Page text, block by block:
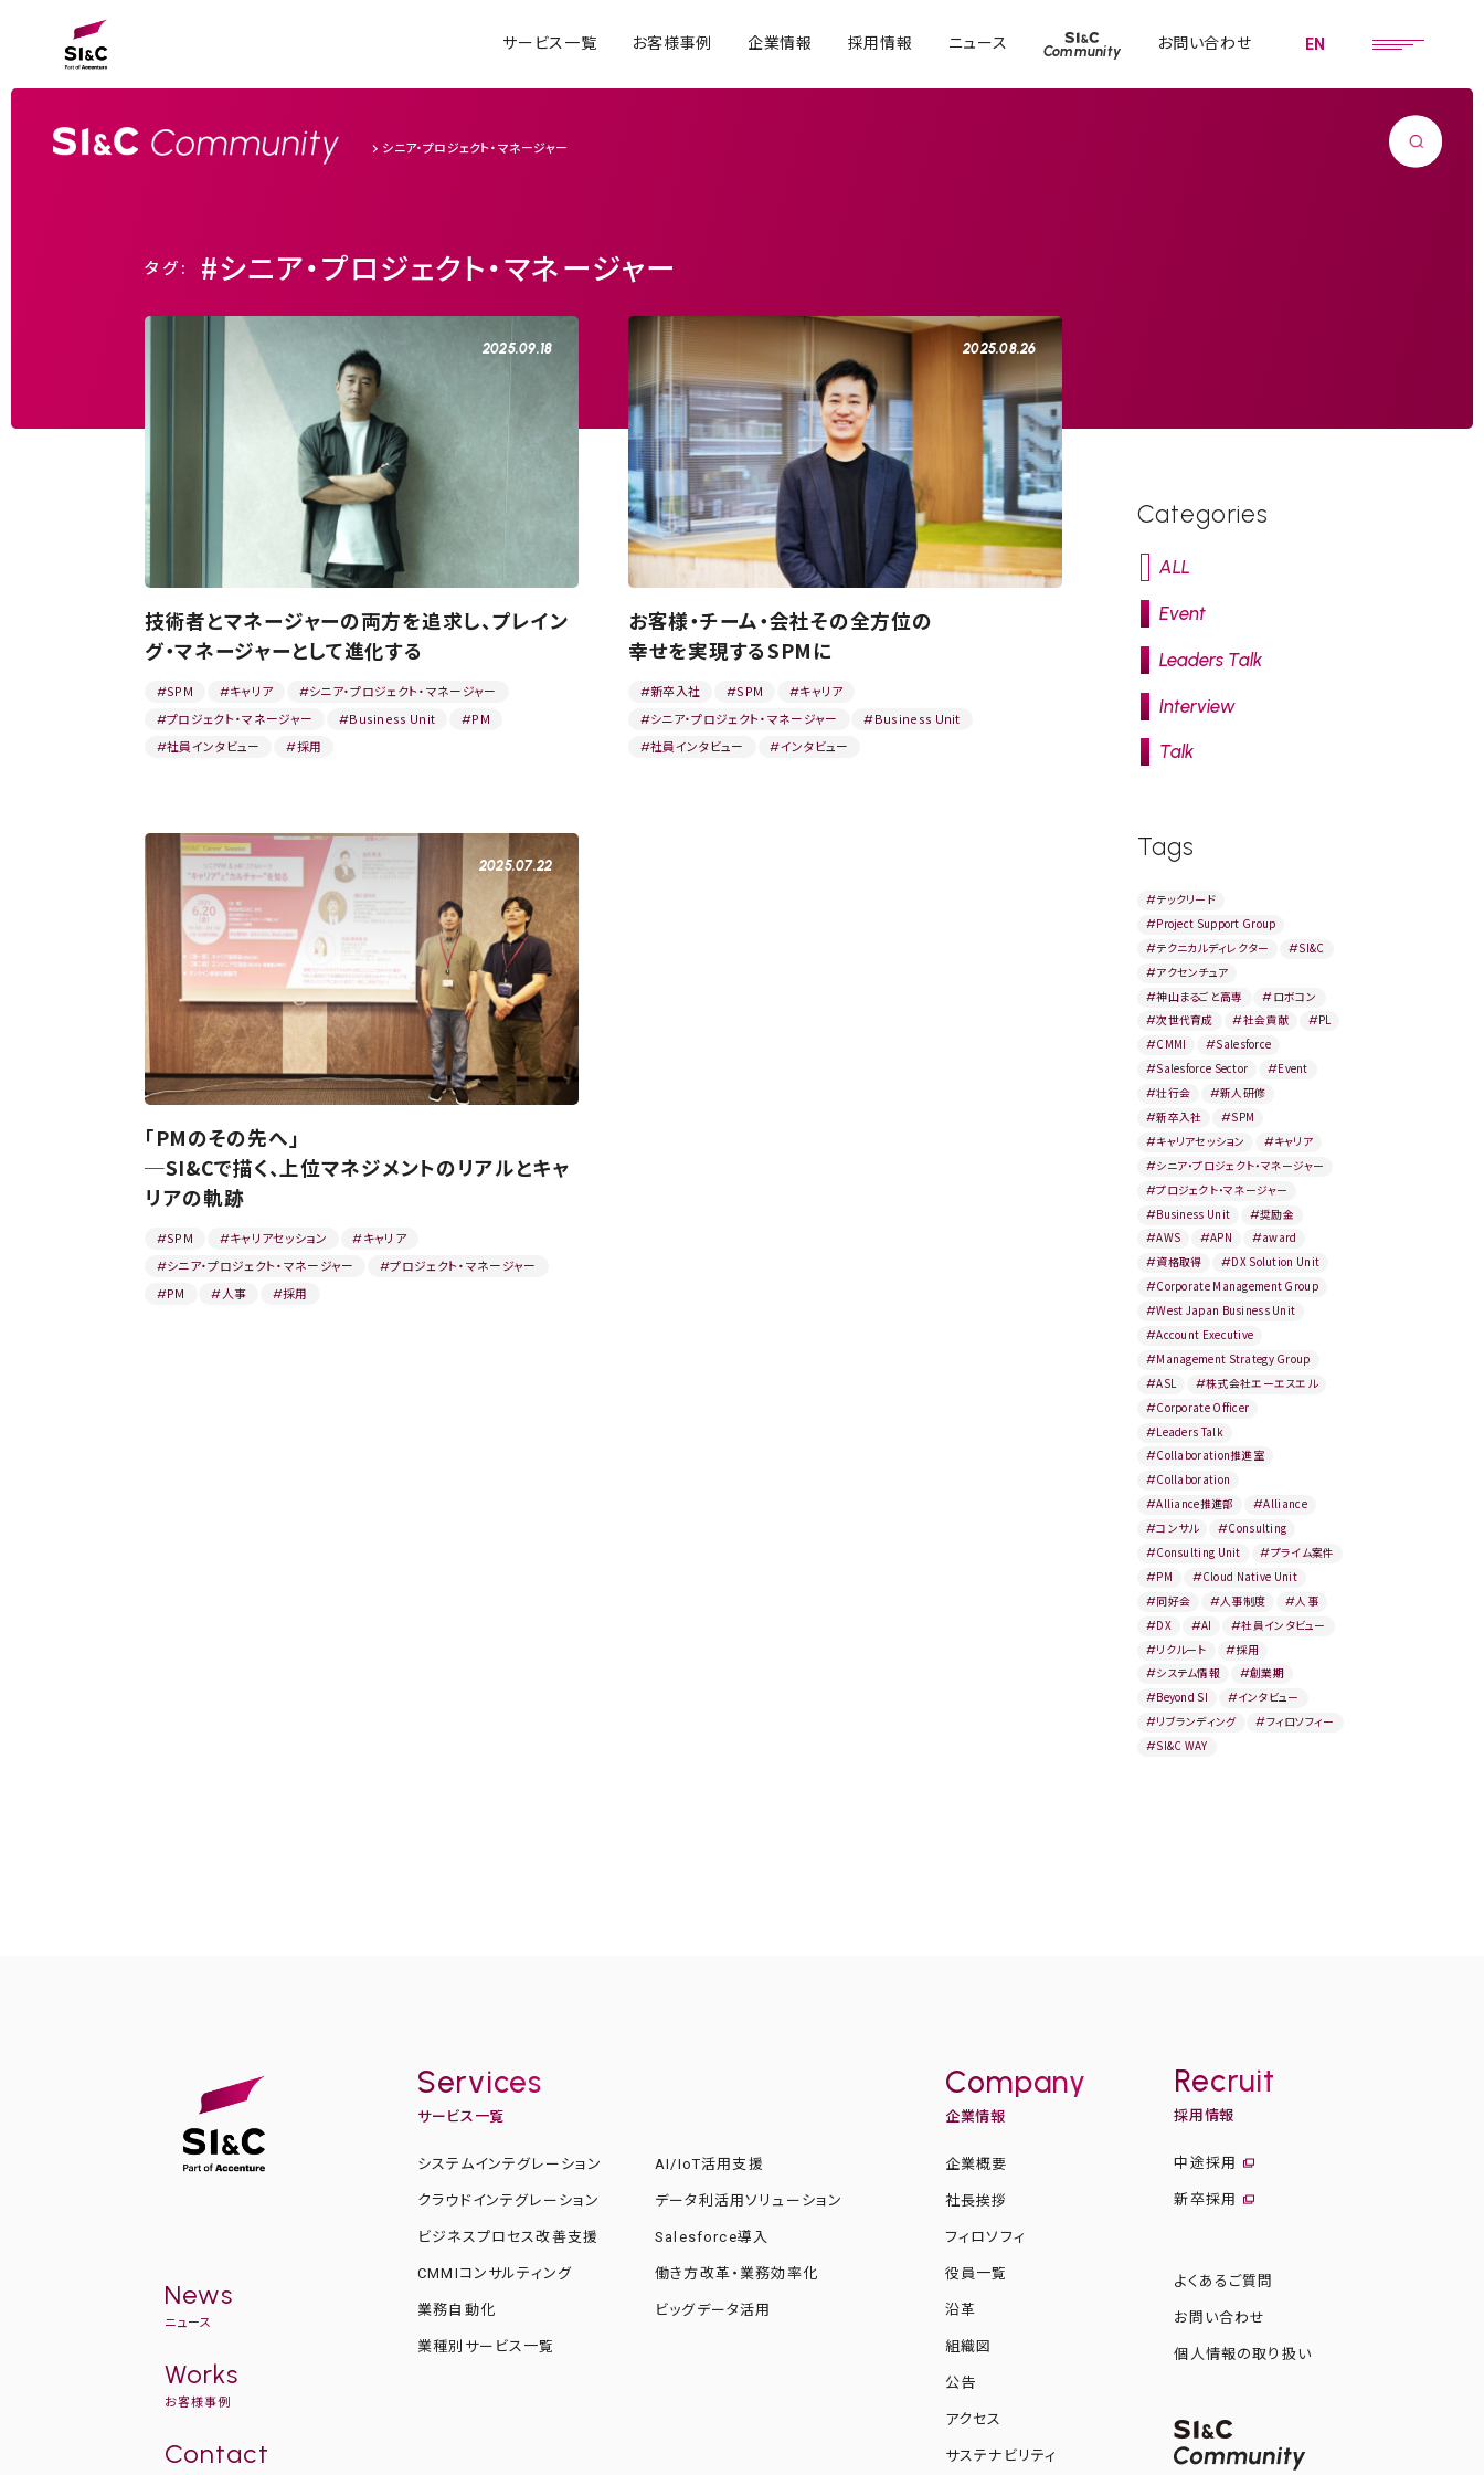
サービス一覧 お客様事例 企業情報 採用情報 ニュース Community お問い合わせ EN
シニア・プロジェクト・マネージャー
タグ: #シニア・プロジェクト・マネージャー
2025.09.18
技術者とマネージャーの両方を追求し、プレイン
グ・マネージャーとして進化する
#SPM #キャリア #シニア・プロジェクト・マネージャー
#プロジェクト・マネージャー #Business Unit #PM
#社員インタビュー #採用
2025.08.26
お客様・チーム・会社その全方位の
幸せを実現するSPMに
#新卒入社 #SPM #キャリア
#シニア・プロジェクト・マネージャー #Business Unit
#社員インタビュー #インタビュー
2025.07.22
「PMのその先へ」
─SI&Cで描く、上位マネジメントのリアルとキャ
リアの軌跡
#SPM #キャリアセッション #キャリア
#シニア・プロジェクト・マネージャー #プロジェクト・マネージャー
#PM # 人事 #採用
Categories
ALL
Event
Leaders Talk
Interview
Talk
Tags
#テックリード
#Project Support Group
#テクニカルディレクター #SI&C
#アクセンチュア
#神山まるごと高専 #ロボコン
#次世代育成 #社会貢献 #PL
#CMMI #Salesforce
#Salesforce Sector #Event
#壮行会 #新人研修
#新卒入社 #SPM
#キャリアセッション #キャリア
#シニア・プロジェクト・マネージャー
#プロジェクト・マネージャー
#Business Unit #奨励金
#AWS #APN #award
#資格取得 #DX Solution Unit
#Corporate Management Group
#West Japan Business Unit
#Account Executive
#Management Strategy Group
#ASL #株式会社エーエスエル
#Corporate Officer
#Leaders Talk
#Collaboration推進室
#Collaboration
#Alliance推進部 #Alliance
#コンサル #Consulting
#Consulting Unit #プライム案件
#PM #Cloud Native Unit
#同好会 #人事制度 #人事
#DX #AI #社員インタビュー
#リクルート #採用
#システム情報 #創業期
#Beyond SI #インタビュー
#リブランディング #フィロソフィー
#SI&C WAY
News
ニュース
Works
お客様事例
Contact
Services
サービス一覧
システムインテグレーション AI/IoT活用支援
クラウドインテグレーション データ利活用ソリューション
ビジネスプロセス改善支援 Salesforce導入
CMMIコンサルティング 働き方改革・業務効率化
業務自動化 ビッグデータ活用
業種別サービス一覧
Company
企業情報
企業概要
社長挨拶
フィロソフィ
役員一覧
沿革
組織図
公告
アクセス
サステナビリティ
Recruit
採用情報
中途採用
新卒採用
よくあるご質問
お問い合わせ
個人情報の取り扱い